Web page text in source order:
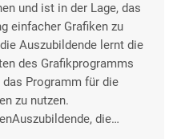
und ist in der Lage, das
einfacher Grafiken zu
Auszubildende lernt die
des Grafikprogramms
das Programm für die
zu nutzen.
die…